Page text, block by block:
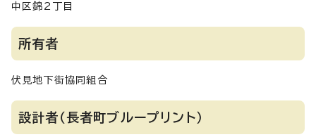
中区錦2丁目
所有者
伏見地下街協同組合
設計者（長者町ブループリント）